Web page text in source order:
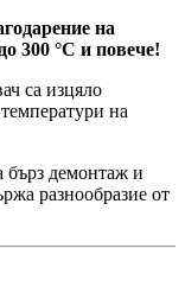
на
300 °C и повече!
са изцяло
на
бърз демонтаж и
разнообразие от